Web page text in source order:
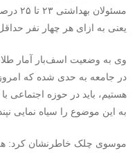
یعنی به ازای هر چهار نفر
وی به وضعیت اسف‌بار آمار
در جامعه به حدی شده که
هستیم، باید در حوزه اجتماعی
به این موضوع را سیاه نمایی